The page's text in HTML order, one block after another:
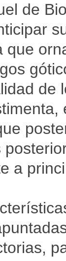
de
que
de
a